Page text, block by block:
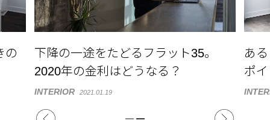
の
下降の一途をたどるフラット35。
2020年の金利はどうなる？
INTERIOR 2021.01.19
あ
ポ